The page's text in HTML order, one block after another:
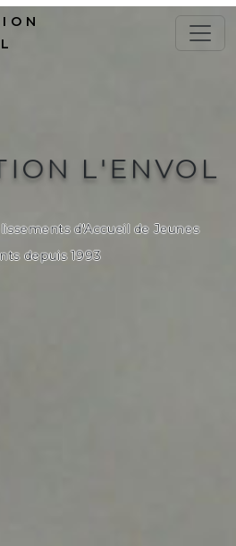
L'ENVOL
d'Accueil de Jeunes
depuis 1993